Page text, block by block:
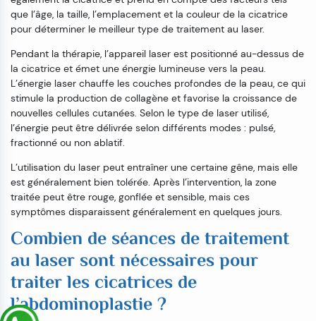
que l’âge, la taille, l’emplacement et la couleur de la cicatrice
pour déterminer le meilleur type de traitement au laser.
Pendant la thérapie, l’appareil laser est positionné au-dessus de
la cicatrice et émet une énergie lumineuse vers la peau.
L’énergie laser chauffe les couches profondes de la peau, ce qui
stimule la production de collagène et favorise la croissance de
nouvelles cellules cutanées. Selon le type de laser utilisé,
l’énergie peut être délivrée selon différents modes : pulsé,
fractionné ou non ablatif.
L’utilisation du laser peut entraîner une certaine gêne, mais elle
est généralement bien tolérée. Après l’intervention, la zone
traitée peut être rouge, gonflée et sensible, mais ces
symptômes disparaissent généralement en quelques jours.
Combien de séances de traitement
au laser sont nécessaires pour
traiter les cicatrices de
l’abdominoplastie ?